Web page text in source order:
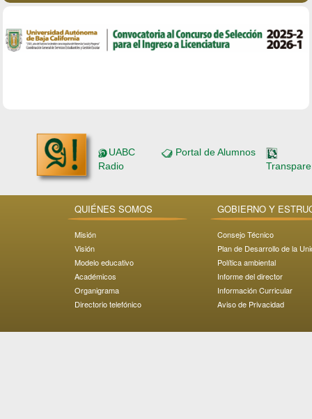
UABC
Radio
Portal de Alumnos
QUIÉNES SOMOS
Misión
Visión
Modelo educativo
Académicos
Organigrama
Directorio telefónico
GOBIERNO Y
Consejo Técnico
Plan de Desarrollo de la
Política ambiental
Informe del director
Información Curricular
Aviso de Privacidad